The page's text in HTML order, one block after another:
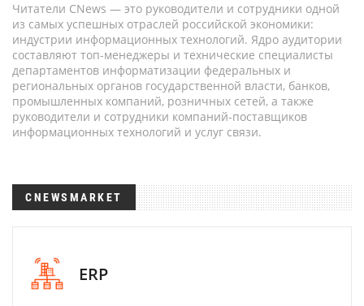
Читатели CNews — это руководители и сотрудники одной
из самых успешных отраслей российской экономики:
индустрии информационных технологий. Ядро аудитории
составляют топ-менеджеры и технические специалисты
департаментов информатизации федеральных и
региональных органов государственной власти, банков,
промышленных компаний, розничных сетей, а также
руководители и сотрудники компаний-поставщиков
информационных технологий и услуг связи.
CNEWSMARKET
ERP